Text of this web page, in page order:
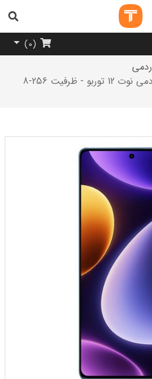
(
0
)
ردمی
گوشی موبایل شیائومی ردمی نوت 12 توربو - ظرفیت 256-8